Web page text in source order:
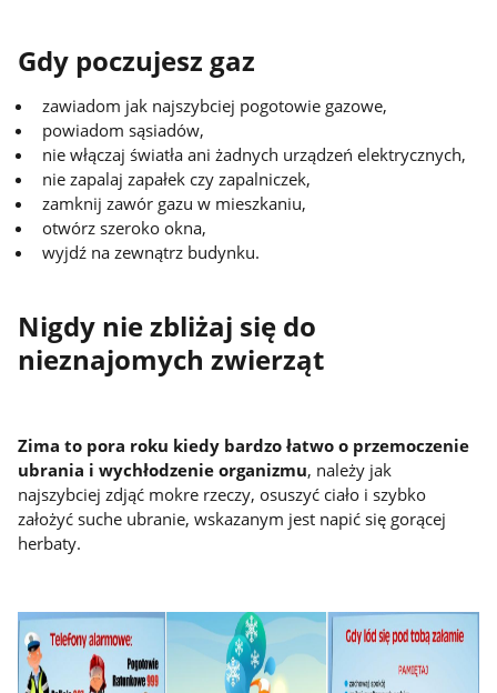
Gdy poczujesz gaz
zawiadom jak najszybciej pogotowie gazowe,
powiadom sąsiadów,
nie włączaj światła ani żadnych urządzeń elektrycznych,
nie zapalaj zapałek czy zapalniczek,
zamknij zawór gazu w mieszkaniu,
otwórz szeroko okna,
wyjdź na zewnątrz budynku.
Nigdy nie zbliżaj się do
nieznajomych zwierząt
Zima to pora roku kiedy bardzo łatwo o przemoczenie
ubrania i wychłodzenie organizmu, należy jak
najszybciej zdjąć mokre rzeczy, osuszyć ciało i szybko
założyć suche ubranie, wskazanym jest napić się gorącej
herbaty.